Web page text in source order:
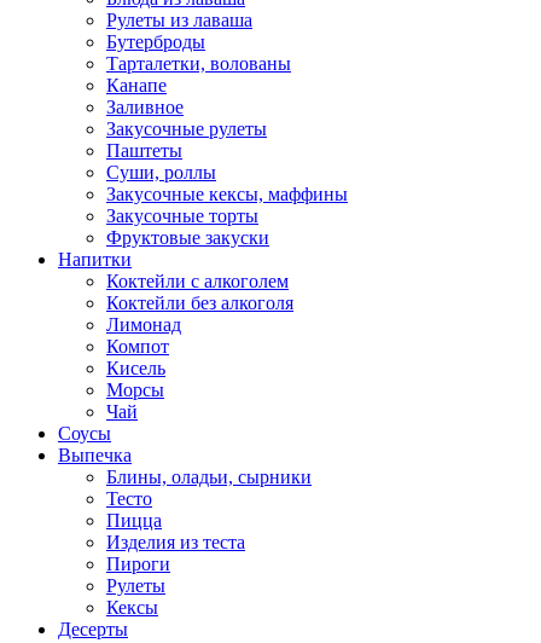
Рулеты из лаваша
Бутерброды
Тарталетки, волованы
Канапе
Заливное
Закусочные рулеты
Паштеты
Суши, роллы
Закусочные кексы, маффины
Закусочные торты
Фруктовые закуски
Напитки
Коктейли с алкоголем
Коктейли без алкоголя
Лимонад
Компот
Кисель
Морсы
Чай
Соусы
Выпечка
Блины, оладьи, сырники
Тесто
Пицца
Изделия из теста
Пироги
Рулеты
Кексы
Десерты